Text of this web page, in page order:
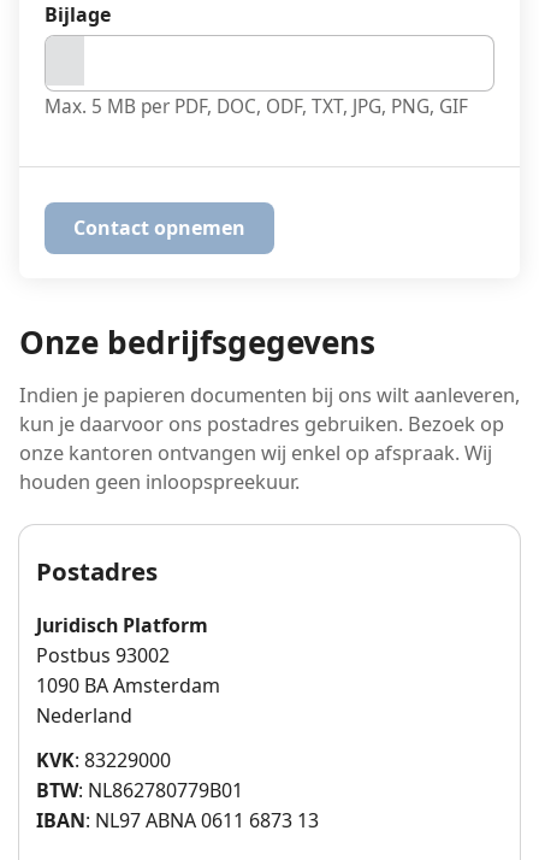
Bijlage
Max. 5 MB per PDF, DOC, ODF, TXT, JPG, PNG, GIF
Onze bedrijfsgegevens
Indien je papieren documenten bij ons wilt aanleveren,
kun je daarvoor ons postadres gebruiken. Bezoek op
onze kantoren ontvangen wij enkel op afspraak. Wij
houden geen inloopspreekuur.
Postadres
Juridisch Platform
Postbus 93002
1090 BA Amsterdam
Nederland
KVK: 83229000
BTW: NL862780779B01
IBAN: NL97 ABNA 0611 6873 13